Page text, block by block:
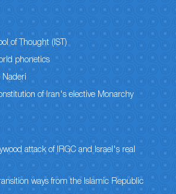
of Thought (IST)
phonetics
Naderi
of Iran's elective Monarchy
attack of IRGC and Israel's real
ways from the Islamic Republic